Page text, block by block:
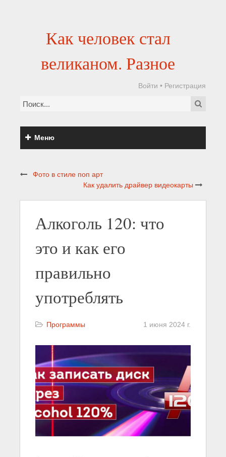
Как человек стал
великаном. Разное
Войти • Регистрация
Меню
Фото в стиле поп арт
Как удалить драйвер видеокарты
Алкоголь 120: что
это и как его
правильно
употреблять
Программы 1 июня 2024 г.